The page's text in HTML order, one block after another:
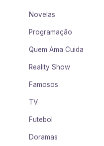
Novelas
Programação
Quem Ama Cuida
Reality Show
Famosos
TV
Futebol
Doramas